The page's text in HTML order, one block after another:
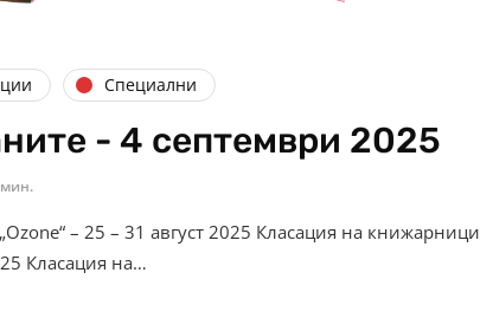
Специални
- 4 септември 2025
– 25 – 31 август 2025 Класация на книжарници
Класация на…